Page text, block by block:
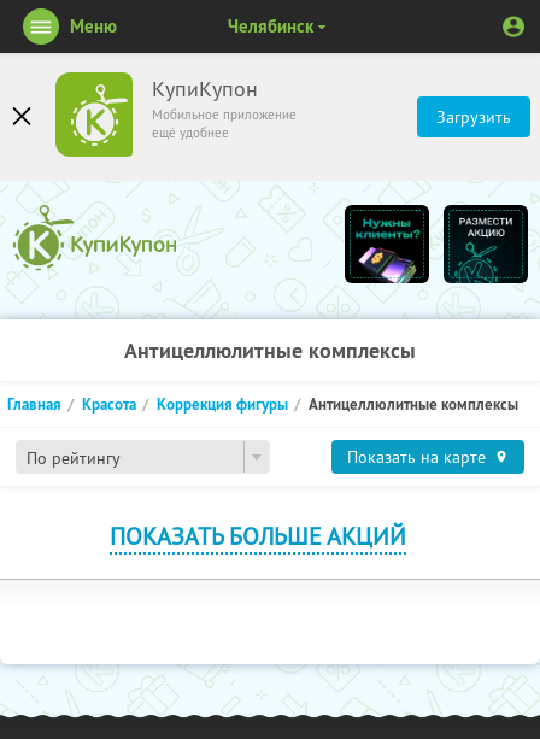
КупиКупон
Мобильное приложение
ещё удобнее
Загрузить
Меню Челябинск
Антицеллюлитные комплексы
По рейтингу
Главная Красота Коррекция фигуры Антицеллюлитные комплексы
Показать на карте
ПОКАЗАТЬ БОЛЬШЕ АКЦИЙ